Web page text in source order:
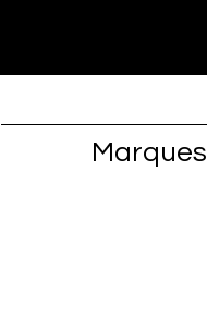
Marques